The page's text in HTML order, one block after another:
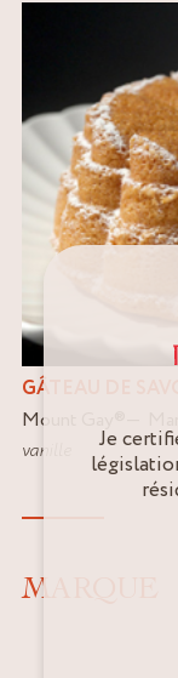
GÂTEAU DE
Mount Gay
vanille
MARQUE
Je